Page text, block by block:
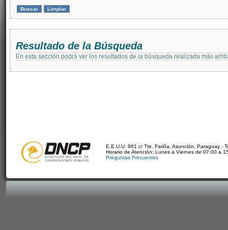
Resultado de la Búsqueda
En esta sección podrá ver los resultados de la búsqueda realizada más
E.E.U.U. 961 c/ Tte. Fariña. Asunción, Paraguay -
Horario de Atención: Lunes a Viernes de 07:00 a
Preguntas Frecuentes